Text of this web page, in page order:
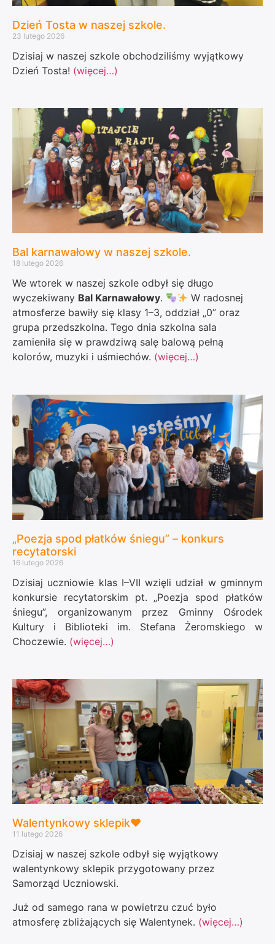
Dzień Tosta w naszej szkole.
23 lutego 2026
Dzisiaj w naszej szkole obchodziliśmy wyjątkowy
Dzień Tosta! (więcej…)
Bal karnawałowy w naszej szkole.
18 lutego 2026
We wtorek w naszej szkole odbył się długo
wyczekiwany Bal Karnawałowy.
W radosnej
atmosferze bawiły się klasy 1–3, oddział „0” oraz
grupa przedszkolna. Tego dnia szkolna sala
zamieniła się w prawdziwą salę balową pełną
kolorów, muzyki i uśmiechów. (więcej…)
„Poezja spod płatków śniegu” – konkurs
recytatorski
16 lutego 2026
Dzisiaj uczniowie klas I–VII wzięli udział w gminnym
konkursie recytatorskim pt. „Poezja spod płatków
śniegu”, organizowanym przez Gminny Ośrodek
Kultury i Biblioteki im. Stefana Żeromskiego w
Choczewie. (więcej…)
Walentynkowy sklepik♥️
11 lutego 2026
Dzisiaj w naszej szkole odbył się wyjątkowy
walentynkowy sklepik przygotowany przez
Samorząd Uczniowski.
Już od samego rana w powietrzu czuć było
atmosferę zbliżających się Walentynek. (więcej…)